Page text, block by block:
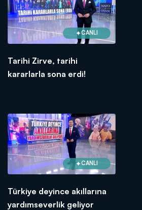
CANLI
Tarihi Zirve, tarihi
kararlarla sona erdi!
CANLI
Türkiye deyince akıllarına
yardımseverlik geliyor